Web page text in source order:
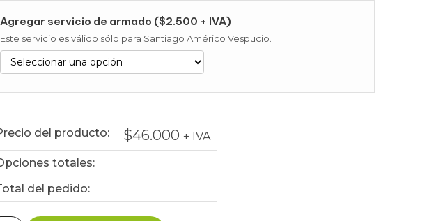
Agregar servicio de armado ($2.500 + IVA)
Este servicio es válido sólo para Santiago Américo Vespucio.
del producto: $46.000 + IVA
totales:
del pedido: